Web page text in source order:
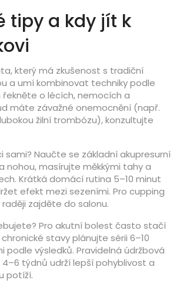
tipy a kdy jít k
který má zkušenost s tradiční
a umí kombinovat techniky podle
o lécích, nemocích a
máte závažné onemocnění (např.
žilní trombózu), konzultujte
Naučte se základní akupresurní
nohou, masírujte měkkými tahy a
Krátká domácí rutina 5–10 minut
efekt mezi sezeními. Pro cupping
zajděte do salonu.
Pro akutní bolest často stačí
chronické stavy plánujte sérii 6–10
podle výsledků. Pravidelná údržbová
týdnů udrží lepší pohyblivost a
potíží.